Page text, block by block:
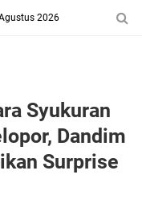
2026
Syukuran
Dandim
Surprise